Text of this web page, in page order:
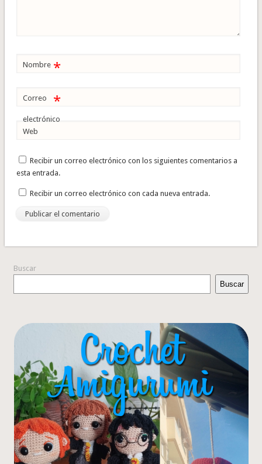
Nombre *
Correo
electrónico
*
Web
Recibir un correo electrónico con los siguientes comentarios a
esta entrada.
Recibir un correo electrónico con cada nueva entrada.
Buscar
Buscar